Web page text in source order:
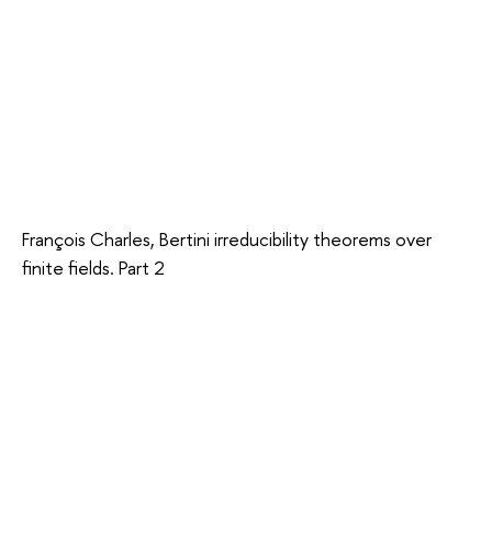
François Charles, Bertini irreducibility theorems over
finite fields. Part 2